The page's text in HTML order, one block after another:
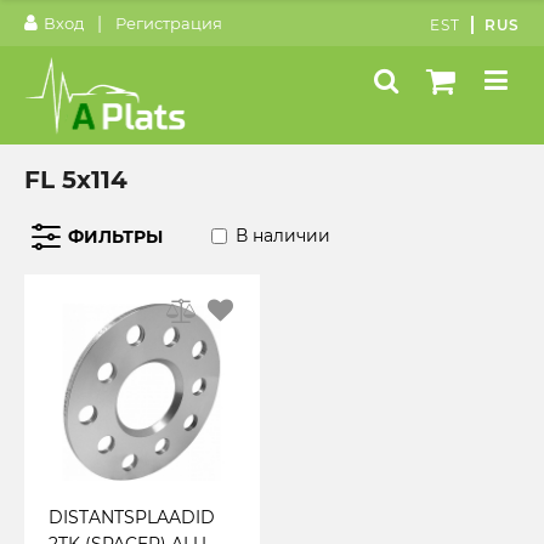
Вход | Регистрация EST RUS
FL 5x114
ФИЛЬТРЫ В наличии
DISTANTSPLAADID